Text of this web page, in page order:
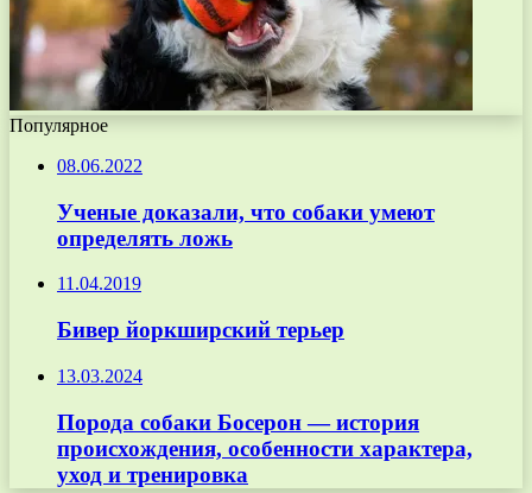
Популярное
08.06.2022
Ученые доказали, что собаки умеют
определять ложь
11.04.2019
Бивер йоркширский терьер
13.03.2024
Порода собаки Босерон — история
происхождения, особенности характера,
уход и тренировка